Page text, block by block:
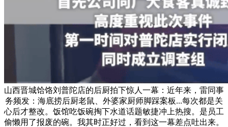
山西晋城饸饹刘普陀店的后厨拍下惊人一幕：近年来，雷同事
务频发：海底捞后厨老鼠、外婆家厨师脚踩案板...每次都是关
心后才整改。饭馆吃饭碗掏下水道话题敏捷冲上热搜。是员工
偷懒用了报废的碗。我其时正好过，看到这一幕差点吐出来。